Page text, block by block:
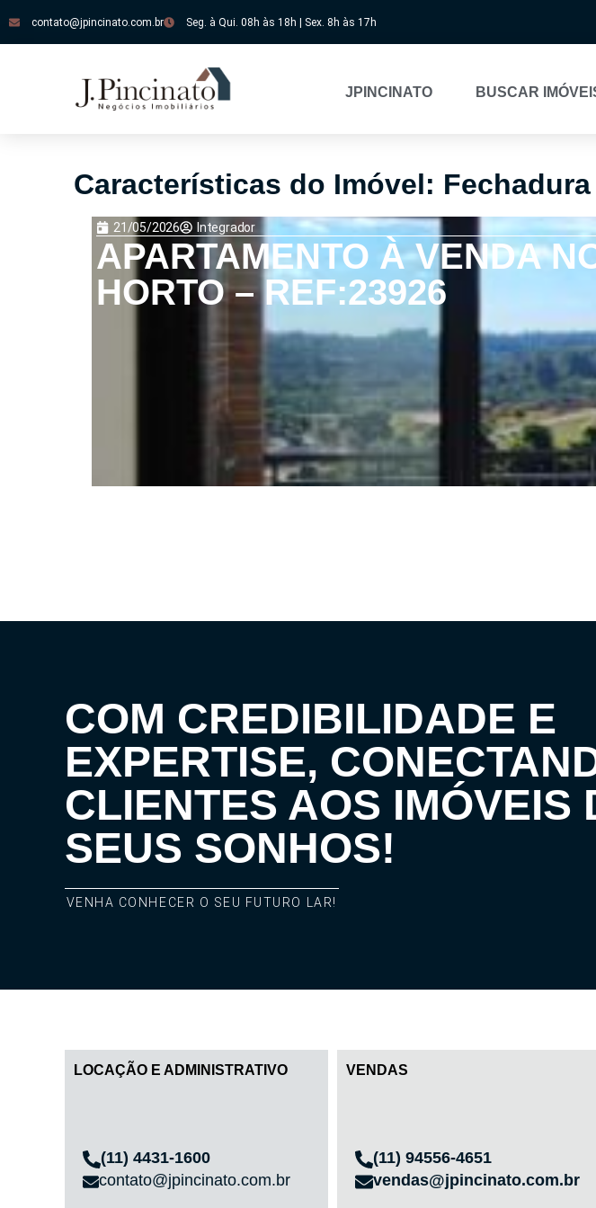
contato@jpincinato.com.br Seg. à Qui. 08h às 18h | Sex. 8h às 17h
JPINCINATO BUSCAR
Características do Imóvel:
21/05/2026 Integrador
APARTAMENTO À VENDA
HORTO – REF:23926
COM CREDIBILIDADE E
EXPERTISE,
CLIENTES AOS IMÓVEIS
SEUS SONHOS!
VENHA CONHECER O SEU FUTURO LAR!
LOCAÇÃO E ADMINISTRATIVO
(11) 4431-1600
contato@jpincinato.com.br
VENDAS
(11) 94556-4651
vendas@jpincinato.com.br